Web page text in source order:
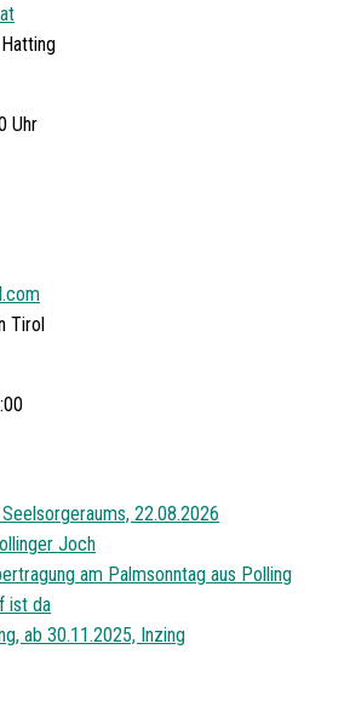
Uhr
Tirol
22.08.2026
Joch
am Palmsonntag aus Polling
ist da
ab 30.11.2025, Inzing